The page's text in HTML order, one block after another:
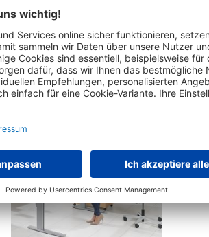
84 Varianten zur Auswahl
ab € 399,60